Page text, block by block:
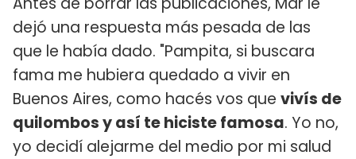
dejó una respuesta más pesada de las
que le había dado. "Pampita, si buscara
fama me hubiera quedado a vivir en
Buenos Aires, como hacés vos que vivís de
quilombos y así te hiciste famosa. Yo no,
yo decidí alejarme del medio por mi salud